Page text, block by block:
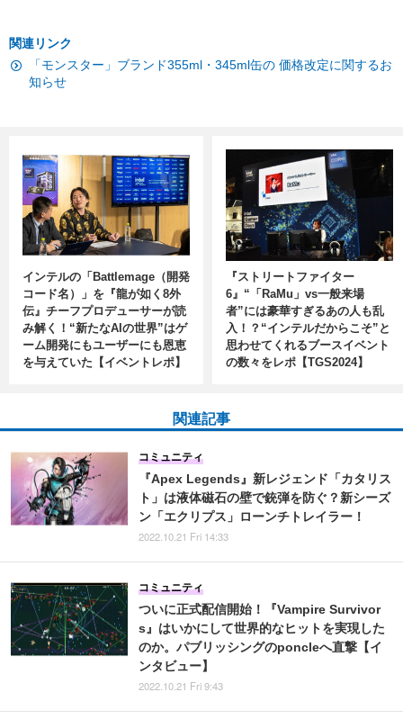
関連リンク
「モンスター」ブランド355ml・345ml缶の 価格改定に関するお
知らせ
インテルの「Battlemage（開発
コード名）」を『龍が如く8外
伝』チーフプロデューサーが読
み解く！“新たなAIの世界”はゲ
ーム開発にもユーザーにも恩恵
を与えていた【イベントレポ】
『ストリートファイター
6』“「RaMu」vs一般来場
者”には豪華すぎるあの人も乱
入！？“インテルだからこそ”と
思わせてくれるブースイベント
の数々をレポ【TGS2024】
関連記事
『Apex Legends』新レジェンド「カタリス
ト」は液体磁石の壁で銃弾を防ぐ？新シーズ
ン「エクリプス」ローンチトレイラー！
コミュニティ
2022.10.21 Fri 14:33
ついに正式配信開始！『Vampire Survivor
s』はいかにして世界的なヒットを実現した
のか。パブリッシングのponcleへ直撃【イ
ンタビュー】
コミュニティ
2022.10.21 Fri 9:43